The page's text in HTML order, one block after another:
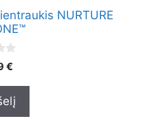
NURTURE
€